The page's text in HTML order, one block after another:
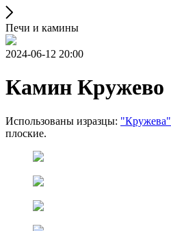
Печи и камины
2024-06-12 20:00
Камин Кружево
Использованы изразцы: "Кружева"
плоские.